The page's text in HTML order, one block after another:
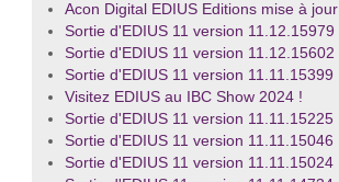
Acon Digital EDIUS Editions mise à jour
Sortie d'EDIUS 11 version 11.12.15979
Sortie d'EDIUS 11 version 11.12.15602
Sortie d'EDIUS 11 version 11.11.15399
Visitez EDIUS au IBC Show 2024 !
Sortie d'EDIUS 11 version 11.11.15225
Sortie d'EDIUS 11 version 11.11.15046
Sortie d'EDIUS 11 version 11.11.15024